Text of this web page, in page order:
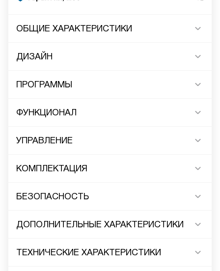
ОБЩИЕ ХАРАКТЕРИСТИКИ
ДИЗАЙН
ПРОГРАММЫ
ФУНКЦИОНАЛ
УПРАВЛЕНИЕ
КОМПЛЕКТАЦИЯ
БЕЗОПАСНОСТЬ
ДОПОЛНИТЕЛЬНЫЕ ХАРАКТЕРИСТИКИ
ТЕХНИЧЕСКИЕ ХАРАКТЕРИСТИКИ